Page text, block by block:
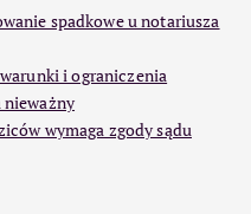
spadkowe u notariusza
i ograniczenia
nieważny
wymaga zgody sądu